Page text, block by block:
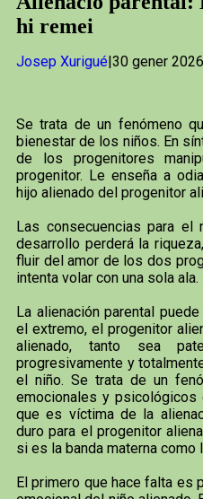
hi remei
Josep Xurigué|30 gener
Se trata de un fenómeno
bienestar de los niños. En
de los progenitores
progenitor. Le enseña a
hijo alienado del progenitor
Las consecuencias para el
desarrollo perderá la
fluir del amor de los dos
intenta volar con una sola ala.
La alienación parental
el extremo, el progenitor
alienado, tanto sea
progresivamente y
el niño. Se trata de un
emocionales y psicológicos
que es víctima de la
duro para el progenitor
si es la banda materna como
El primero que hace falta es